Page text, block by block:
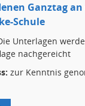
Ganztag
Schule
Unterlagen
nachgereicht
zur Kenntnis